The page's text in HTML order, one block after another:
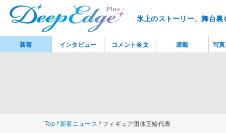
氷上のストーリー、舞台
Top 新着ニュース フィギュア団体五輪代表
新着 インタビュー コメント全文 連載 写